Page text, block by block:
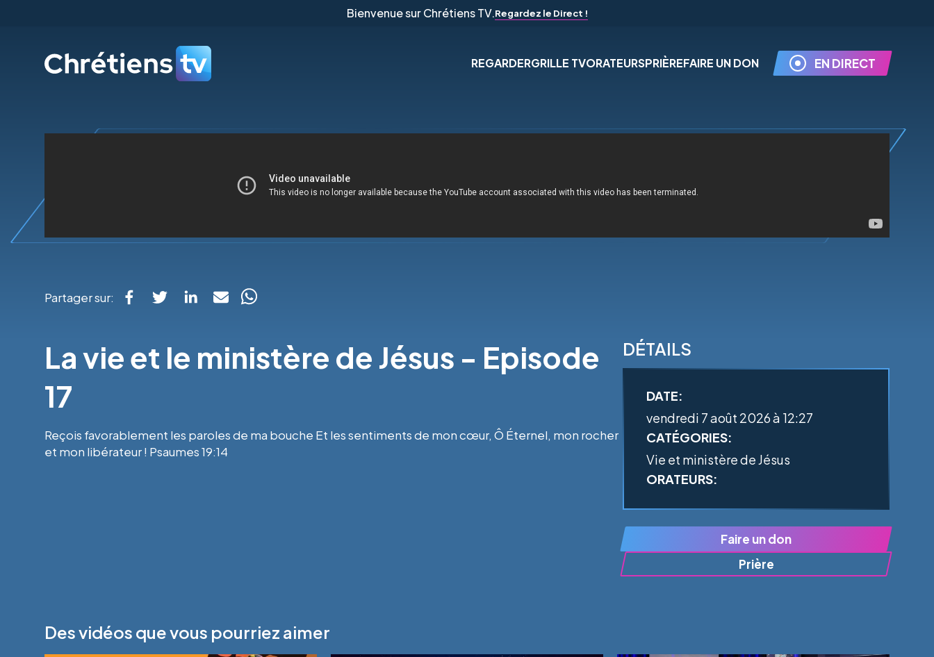
Bienvenue sur Chrétiens TV.Regardez le Direct !
REGARDERGRILLE TVORATEURSPRIÈREFAIRE UN DON EN DIRECT
Partager sur:
La vie et le ministère de Jésus - Episode
17
Reçois favorablement les paroles de ma bouche Et les sentiments de mon cœur, Ô Éternel, mon rocher
et mon libérateur ! Psaumes 19:14
DÉTAILS
DATE:
vendredi 7 août 2026 à 12:27
CATÉGORIES:
Vie et ministère de Jésus
ORATEURS:
Faire un don
Prière
Des vidéos que vous pourriez aimer